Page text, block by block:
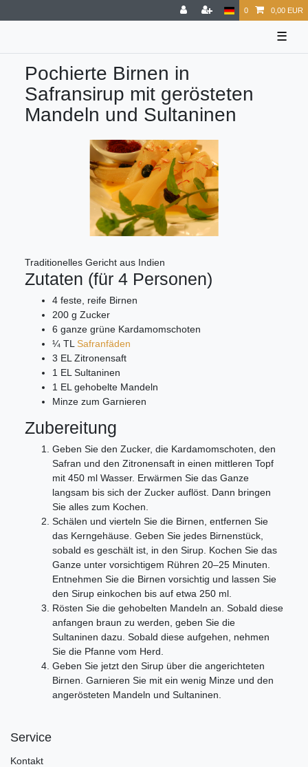
0 0,00 EUR
☰
Pochierte Birnen in
Safransirup mit gerösteten
Mandeln und Sultaninen
Traditionelles Gericht aus Indien
Zutaten (für 4 Personen)
4 feste, reife Birnen
200 g Zucker
6 ganze grüne Kardamomschoten
¼ TL Safranfäden
3 EL Zitronensaft
1 EL Sultaninen
1 EL gehobelte Mandeln
Minze zum Garnieren
Zubereitung
Geben Sie den Zucker, die Kardamomschoten, den
Safran und den Zitronensaft in einen mittleren Topf
mit 450 ml Wasser. Erwärmen Sie das Ganze
langsam bis sich der Zucker auflöst. Dann bringen
Sie alles zum Kochen.
Schälen und vierteln Sie die Birnen, entfernen Sie
das Kerngehäuse. Geben Sie jedes Birnenstück,
sobald es geschält ist, in den Sirup. Kochen Sie das
Ganze unter vorsichtigem Rühren 20–25 Minuten.
Entnehmen Sie die Birnen vorsichtig und lassen Sie
den Sirup einkochen bis auf etwa 250 ml.
Rösten Sie die gehobelten Mandeln an. Sobald diese
anfangen braun zu werden, geben Sie die
Sultaninen dazu. Sobald diese aufgehen, nehmen
Sie die Pfanne vom Herd.
Geben Sie jetzt den Sirup über die angerichteten
Birnen. Garnieren Sie mit ein wenig Minze und den
angerösteten Mandeln und Sultaninen.
Service
Kontakt